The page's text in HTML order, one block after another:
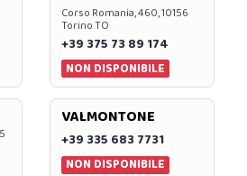
Corso Romania, 460, 10156
Torino TO
+39 375 73 89 174
NON DISPONIBILE
VALMONTONE
+39 335 683 7731
NON DISPONIBILE